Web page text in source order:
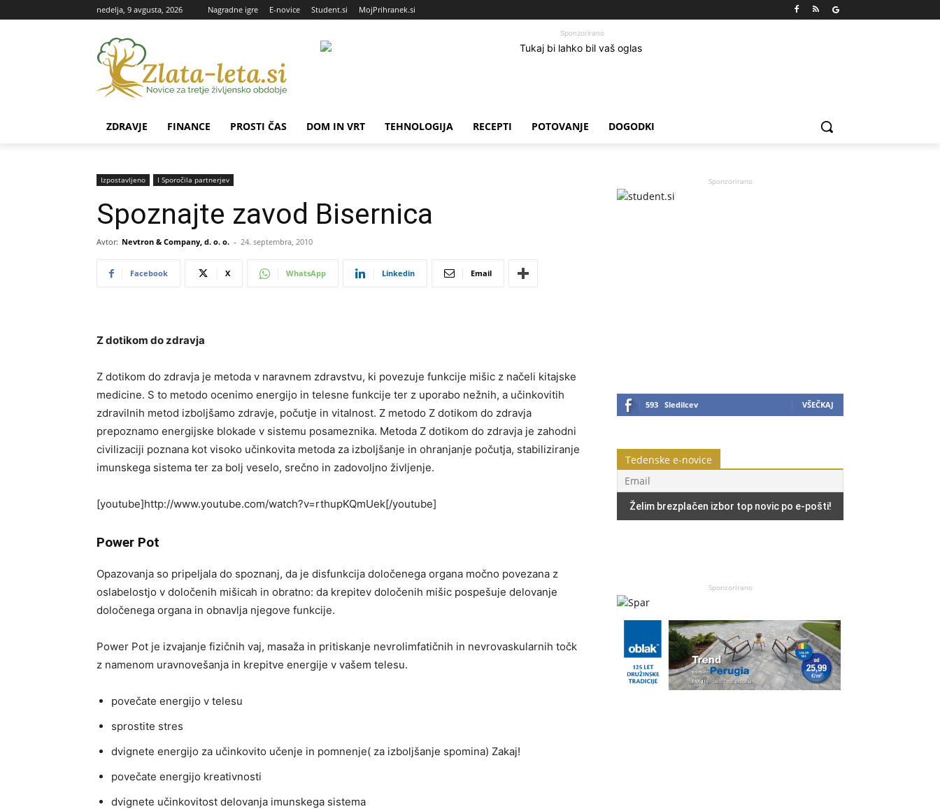
nedelja, 9 avgusta, 2026 Nagradne igre E-novice Student.si MojPrihranek.si
Sponzorirano
ZDRAVJE FINANCE PROSTI ČAS DOM IN VRT TEHNOLOGIJA RECEPTI POTOVANJE DOGODKI
Izpostavljeno Ι Sporočila partnerjev
Spoznajte zavod Bisernica
Avtor: Nevtron & Company, d. o. o. - 24. septembra, 2010
Facebook X WhatsApp Linkedin Email
Z dotikom do zdravja
Z dotikom do zdravja je metoda v naravnem zdravstvu, ki povezuje funkcije mišic z načeli kitajske
medicine. S to metodo ocenimo energijo in telesne funkcije ter z uporabo nežnih, a učinkovitih
zdravilnih metod izboljšamo zdravje, počutje in vitalnost. Z metodo Z dotikom do zdravja
prepoznamo energijske blokade v sistemu posameznika. Metoda Z dotikom do zdravja je zahodni
civilizaciji poznana kot visoko učinkovita metoda za izboljšanje in ohranjanje počutja, stabiliziranje
imunskega sistema ter za bolj veselo, srečno in zadovoljno življenje.
[youtube]http://www.youtube.com/watch?v=rthupKQmUek[/youtube]
Power Pot
Opazovanja so pripeljala do spoznanj, da je disfunkcija določenega organa močno povezana z
oslabelostjo v določenih mišicah in obratno: da krepitev določenih mišic pospešuje delovanje
določenega organa in obnavlja njegove funkcije.
Power Pot je izvajanje fizičnih vaj, masaža in pritiskanje nevrolimfatičnih in nevrovaskularnih točk
z namenom uravnovešanja in krepitve energije v vašem telesu.
povečate energijo v telesu
sprostite stres
dvignete energijo za učinkovito učenje in pomnenje( za izboljšanje spomina) Zakaj!
povečate energijo kreativnosti
dvignete učinkovitost delovanja imunskega sistema
Sponzorirano
593 Sledilcev VŠEČKAJ
Tedenske e-novice
Sponzorirano